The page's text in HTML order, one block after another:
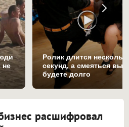
не
Ролик длится
секунд, а смеяться вы
будете долго
расшифровал